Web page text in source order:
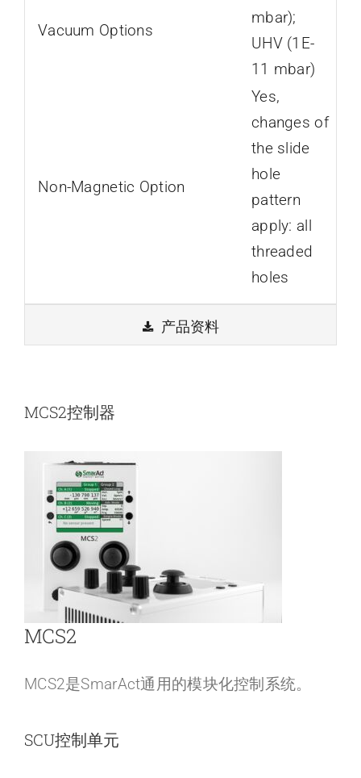
Vacuum Options
mbar);
UHV (1E-
11 mbar)
Non-Magnetic Option
Yes,
changes of
the slide
hole
pattern
apply: all
threaded
holes
产品资料
MCS2控制器
MCS2
MCS2是SmarAct通用的模块化控制系统。
SCU控制单元